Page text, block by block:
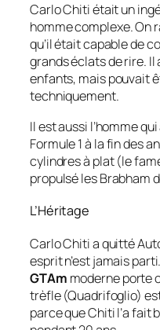
Carlo Chiti était un
homme complexe. On
qu’il était capable de
grands éclats de rire.
enfants, mais pouvait
techniquement.
Il est aussi l’homme
Formule 1 à la fin des
cylindres à plat (le
propulsé les Brabham
L’Héritage
Carlo Chiti a quitté
esprit n’est jamais
GTAm moderne porte
trèfle (Quadrifoglio)
parce que Chiti l’a fait